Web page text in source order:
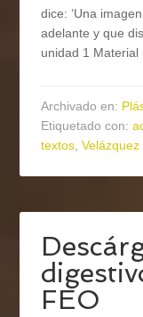
dice: ‘Una
adelante y que
unidad 1 Material
Archivado en:
Etiquetado con:
textos,Velázquez
FEO